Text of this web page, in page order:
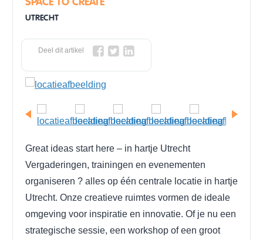
UTRECHT
Deel dit artikel
Great ideas start here – in hartje Utrecht
Vergaderingen, trainingen en evenementen
organiseren ? alles op één centrale locatie in hartje
Utrecht. Onze creatieve ruimtes vormen de ideale
omgeving voor inspiratie en innovatie. Of je nu een
strategische sessie, een workshop of een groot